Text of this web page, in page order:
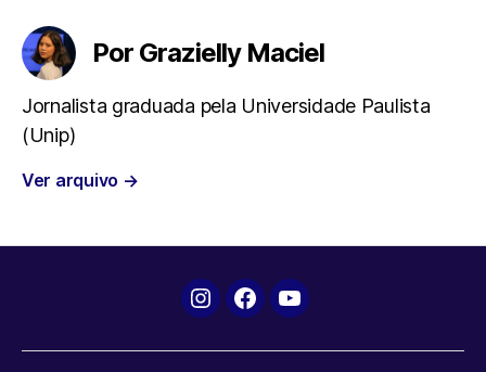
o
k p m
Por Grazielly Maciel
Jornalista graduada pela Universidade Paulista
(Unip)
Ver arquivo →
Instagram
FacebookYouTube